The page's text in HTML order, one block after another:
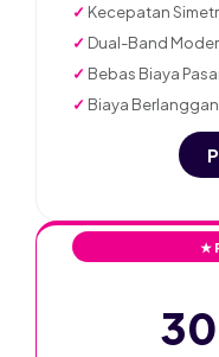
✓ Kecepatan
✓ Dual-Band
✓ Bebas Biaya
✓ Biaya
★